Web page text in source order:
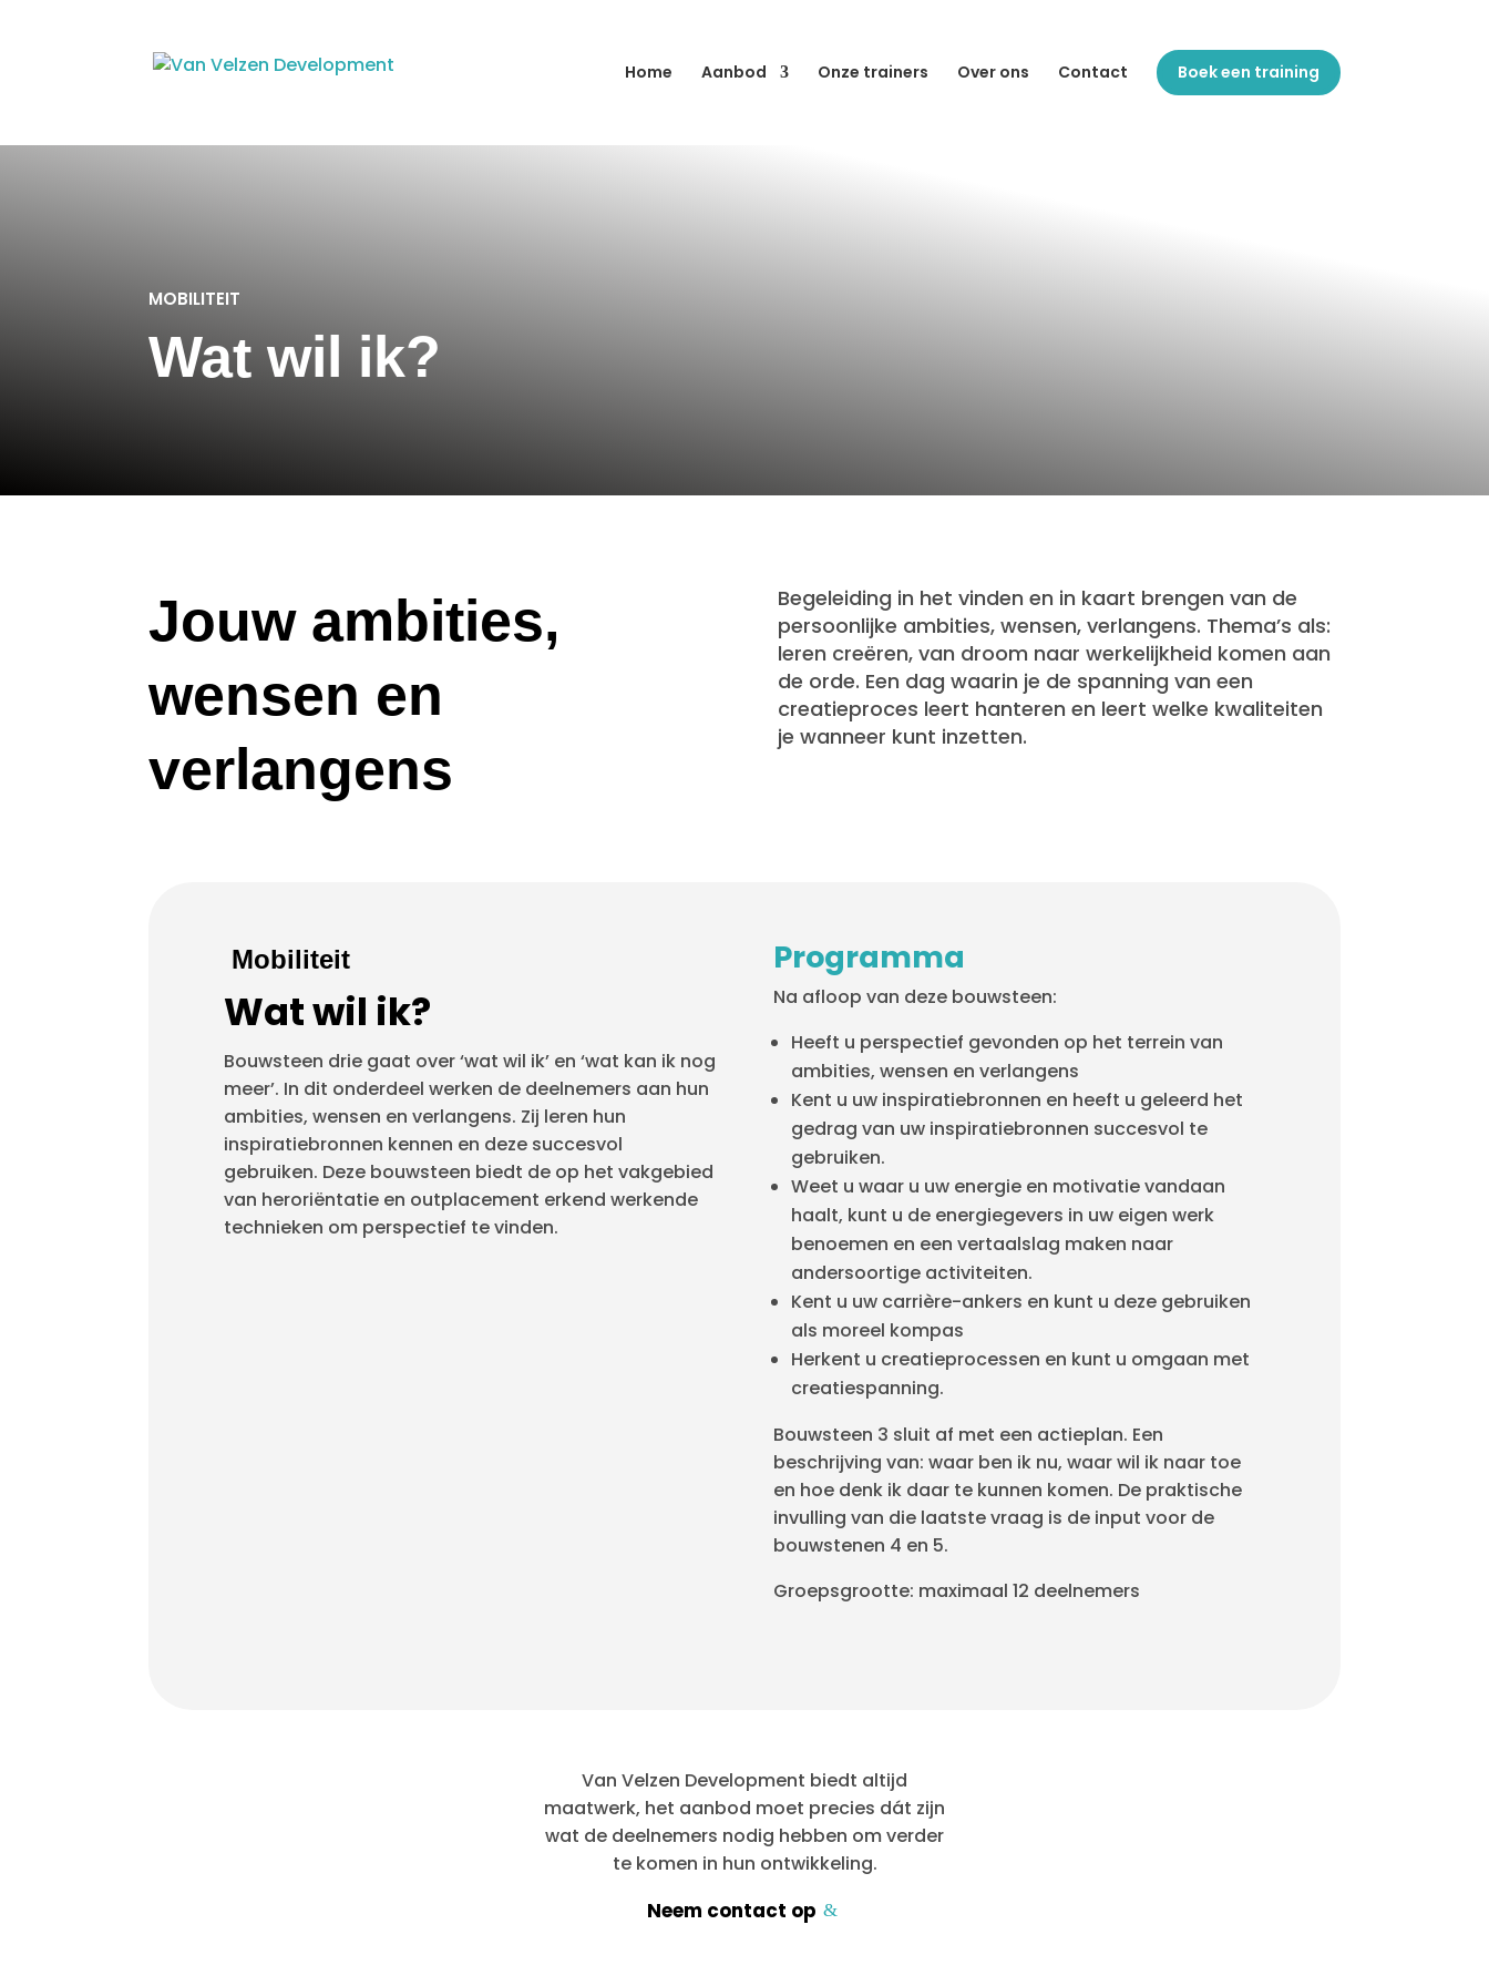
Home Aanbod Onze trainers Over ons Contact Boek een training
MOBILITEIT
Wat wil ik?
Jouw ambities,
wensen en
verlangens
Begeleiding in het vinden en in kaart brengen van de
persoonlijke ambities, wensen, verlangens. Thema’s als:
leren creëren, van droom naar werkelijkheid komen aan
de orde. Een dag waarin je de spanning van een
creatieproces leert hanteren en leert welke kwaliteiten
je wanneer kunt inzetten.
Mobiliteit
Wat wil ik?
Bouwsteen drie gaat over ‘wat wil ik’ en ‘wat kan ik nog
meer’. In dit onderdeel werken de deelnemers aan hun
ambities, wensen en verlangens. Zij leren hun
inspiratiebronnen kennen en deze succesvol
gebruiken. Deze bouwsteen biedt de op het vakgebied
van heroriëntatie en outplacement erkend werkende
technieken om perspectief te vinden.
Programma
Na afloop van deze bouwsteen:
Heeft u perspectief gevonden op het terrein van
ambities, wensen en verlangens
Kent u uw inspiratiebronnen en heeft u geleerd het
gedrag van uw inspiratiebronnen succesvol te
gebruiken.
Weet u waar u uw energie en motivatie vandaan
haalt, kunt u de energiegevers in uw eigen werk
benoemen en een vertaalslag maken naar
andersoortige activiteiten.
Kent u uw carrière-ankers en kunt u deze gebruiken
als moreel kompas
Herkent u creatieprocessen en kunt u omgaan met
creatiespanning.
Bouwsteen 3 sluit af met een actieplan. Een
beschrijving van: waar ben ik nu, waar wil ik naar toe
en hoe denk ik daar te kunnen komen. De praktische
invulling van die laatste vraag is de input voor de
bouwstenen 4 en 5.
Groepsgrootte: maximaal 12 deelnemers
Van Velzen Development biedt altijd
maatwerk, het aanbod moet precies dát zijn
wat de deelnemers nodig hebben om verder
te komen in hun ontwikkeling.
Neem contact op